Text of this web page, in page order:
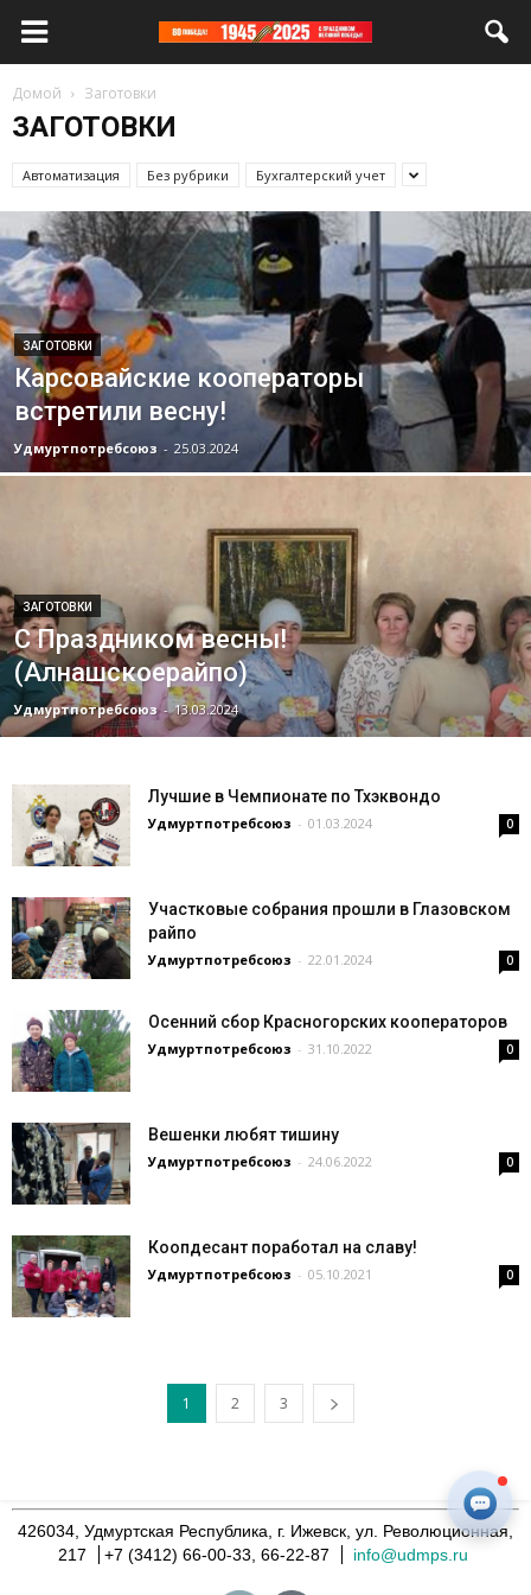
Домой Заготовки
ЗАГОТОВКИ
Автоматизация Без рубрики Бухгалтерский учет
ЗАГОТОВКИ
Карсовайские кооператоры
встретили весну!
Удмуртпотребсоюз - 25.03.2024
ЗАГОТОВКИ
С Праздником весны!
(Алнашскоерайпо)
Удмуртпотребсоюз - 13.03.2024
Лучшие в Чемпионате по Тхэквондо
Удмуртпотребсоюз - 01.03.2024 0
Участковые собрания прошли в Глазовском
райпо
Удмуртпотребсоюз - 22.01.2024 0
Осенний сбор Красногорских кооператоров
Удмуртпотребсоюз - 31.10.2022 0
Вешенки любят тишину
Удмуртпотребсоюз - 24.06.2022 0
Коопдесант поработал на славу!
Удмуртпотребсоюз - 05.10.2021 0
1 2 3
426034, Удмуртская Республика, г. Ижевск, ул. Революционная,
217
+7 (3412) 66-00-33, 66-22-87 info@udmps.ru